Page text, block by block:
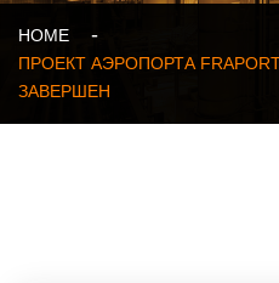
HOME
ПРОЕКТ АЭРОПОРТА FRAPORT
ЗАВЕРШЕН